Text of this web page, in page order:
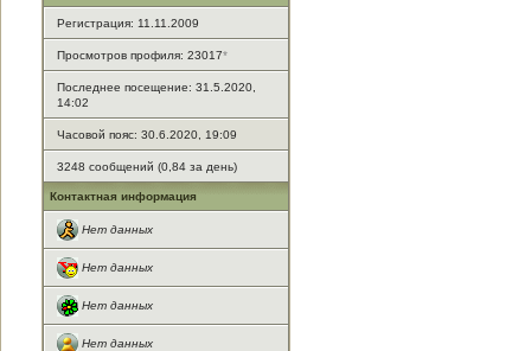
Регистрация: 11.11.2009
Просмотров профиля: 23017*
Последнее посещение: 31.5.2020,
14:02
Часовой пояс: 30.6.2020, 19:09
3248 сообщений (0,84 за день)
Контактная информация
Нет данных
Нет данных
Нет данных
Нет данных